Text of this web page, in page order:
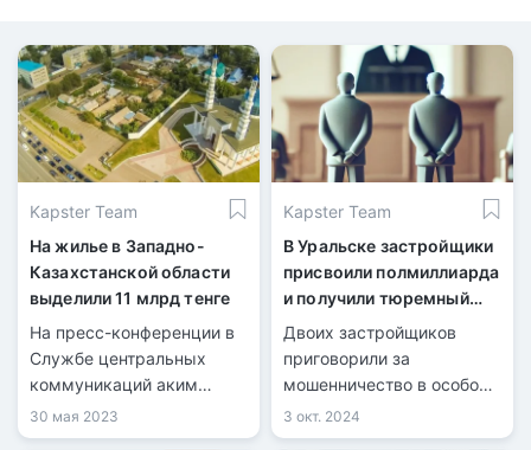
Kapster Team
На жилье в Западно-
Казахстанской области
выделили 11 млрд тенге
На пресс-конференции в
Службе центральных
коммуникаций аким
региона Нариман
Турегалиев сообщил о
30 мая 2023
Kapster Team
В Уральске застройщики
присвоили полмиллиарда
и получили тюремный
срок
Двоих застройщиков
приговорили за
мошенничество в особо
крупном размере. Они
обещали возвести
3 окт. 2024